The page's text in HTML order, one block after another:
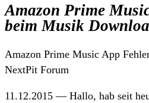
Amazon Prime
beim Musik
Amazon Prime Music App
NextPit Forum
11.12.2015 — Hallo, hab seit